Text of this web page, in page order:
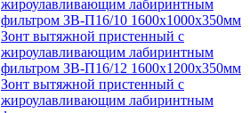
жироулавливающим лабиринтным
фильтром ЗВ-П16/10 1600х1000х350мм
Зонт вытяжной пристенный с
жироулавливающим лабиринтным
фильтром ЗВ-П16/12 1600х1200х350мм
Зонт вытяжной пристенный с
жироулавливающим лабиринтным